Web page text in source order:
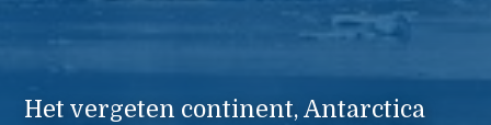
Het vergeten continent, Antarctica